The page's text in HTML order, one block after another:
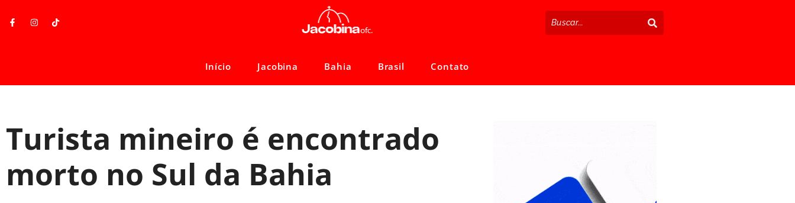
Início Jacobina Bahia Brasil Contato
Turista mineiro é encontrado
morto no Sul da Bahia